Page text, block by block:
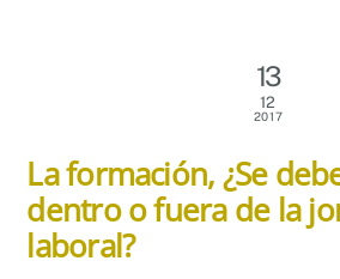
13
12
2017
La formación, ¿Se
dentro o fuera de la
laboral?